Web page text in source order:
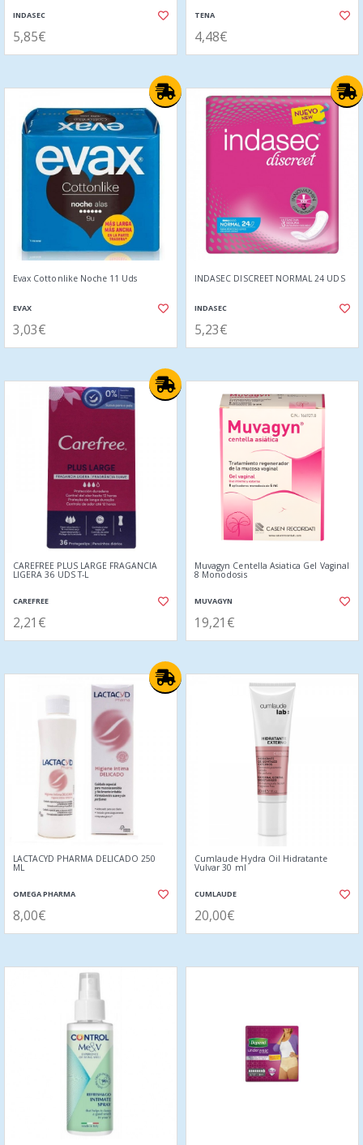
INDASEC
5,85€
TENA
4,48€
Evax Cottonlike Noche 11 Uds
EVAX
3,03€
INDASEC DISCREET NORMAL 24 UDS
INDASEC
5,23€
CAREFREE PLUS LARGE FRAGANCIA
LIGERA 36 UDS T-L
CAREFREE
2,21€
Muvagyn Centella Asiatica Gel Vaginal
8 Monodosis
MUVAGYN
19,21€
LACTACYD PHARMA DELICADO 250
ML
OMEGA PHARMA
8,00€
Cumlaude Hydra Oil Hidratante
Vulvar 30 ml
CUMLAUDE
20,00€